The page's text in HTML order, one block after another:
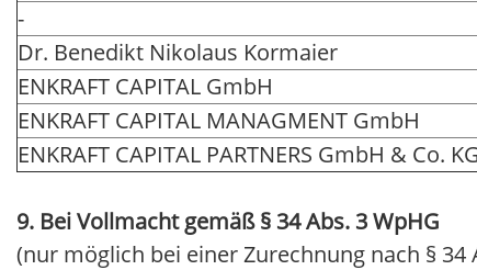
-
Dr. Benedikt Nikolaus Kormaier
ENKRAFT CAPITAL GmbH
ENKRAFT CAPITAL MANAGMENT GmbH
ENKRAFT CAPITAL PARTNERS GmbH & Co. KG
9. Bei Vollmacht gemäß § 34 Abs. 3 WpHG
(nur möglich bei einer Zurechnung nach § 34